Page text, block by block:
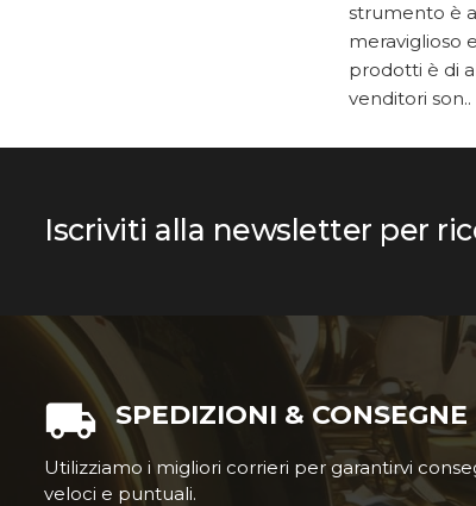
strumento è
meraviglioso
prodotti è di
venditori son..
Iscriviti alla newsletter per
SPEDIZIONI & CONSEGNE
Utilizziamo i migliori corrieri per garantirvi
veloci e puntuali.